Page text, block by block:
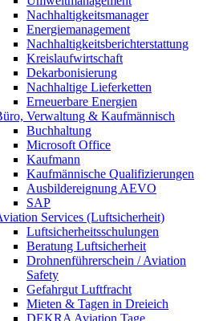
Nachhaltigkeitsmanager
Energiemanagement
Nachhaltigkeitsberichterstattung
Kreislaufwirtschaft
Dekarbonisierung
Nachhaltige Lieferketten
Erneuerbare Energien
Verwaltung & Kaufmännisch
Buchhaltung
Microsoft Office
Kaufmann
Kaufmännische Qualifizierungen
Ausbildereignung AEVO
SAP
Services (Luftsicherheit)
Luftsicherheitsschulungen
Beratung Luftsicherheit
Drohnenführerschein / Aviation
Safety
Gefahrgut Luftfracht
Mieten & Tagen in Dreieich
DEKRA Aviation Tage